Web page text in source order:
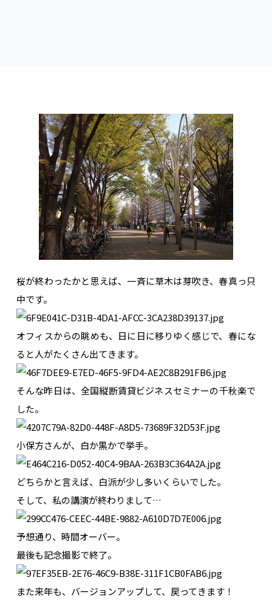
桜が終わったかと思えば、一斉に草木は芽吹き、春真っ只
中です。
オフィスからの眺めも、日に日に移りゆく感じで、春にな
ると人がたくさん出てきます。
そんな昨日は、全国縦断賃貸ビジネスセミナーの千秋楽で
した。
小保方さんが、白か黒かで挙手。
どちらかと言えば、白派が少し多いくらいでした。
そして、私の講演が終わりまして…
予想通り、時間オーバー。
最後も記念撮影で終了。
また来年も、バージョンアップして、戻ってきます！